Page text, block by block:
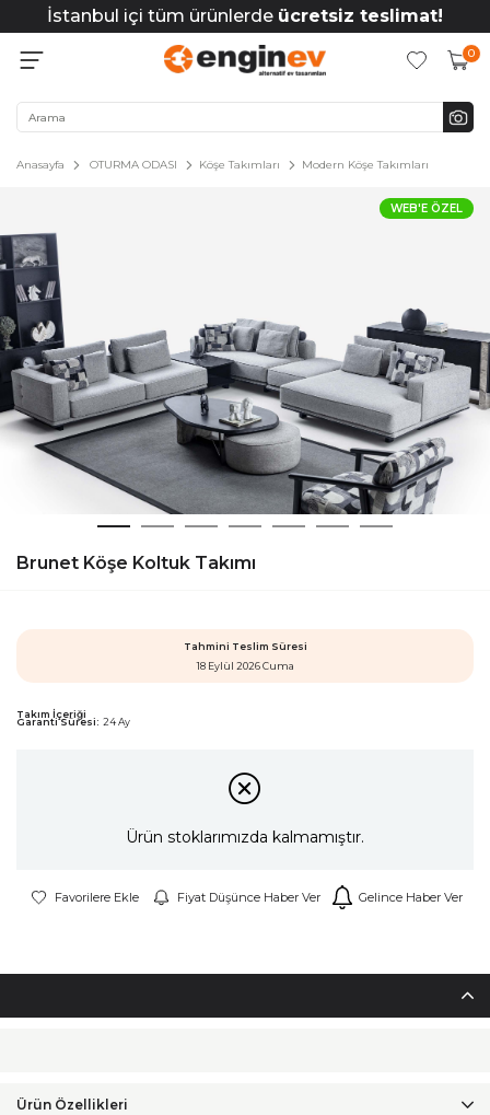
İstanbul içi tüm ürünlerde ücretsiz teslimat!
0
Anasayfa OTURMA ODASI Köşe Takımları Modern Köşe Takımları
WEB'E ÖZEL
Brunet Köşe Koltuk Takımı
Tahmini Teslim Süresi
18 Eylül 2026 Cuma
Takım İçeriği
Garanti Süresi: 24 Ay
Ürün stoklarımızda kalmamıştır.
Favorilere Ekle Fiyat Düşünce Haber Ver Gelince Haber Ver
Ürün Özellikleri